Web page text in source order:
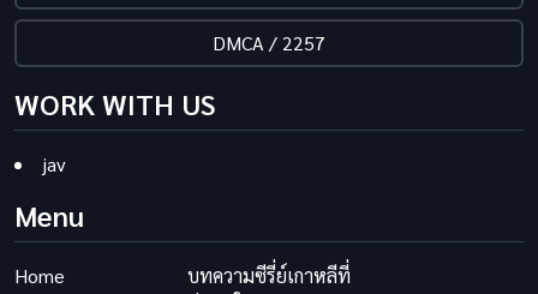
DMCA / 2257
WORK WITH US
jav
Menu
Home
บทความซีรี่ย์เกาหลีที่